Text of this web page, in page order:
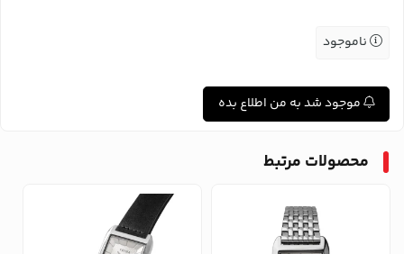
ناموجود
موجود شد به من اطلاع بده
محصولات مرتبط